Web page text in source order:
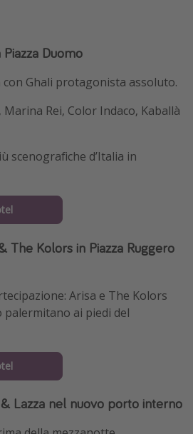
Duomo
Ghali protagonista assoluto.
Rei, Color Indaco, Kaballà
scenografiche d’Italia in
The Kolors in Piazza Ruggero
Arisa e The Kolors
palermitano ai piedi del
Lazza nel nuovo porto interno